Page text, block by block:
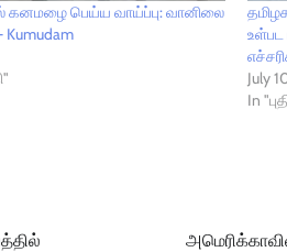
கனமழை பெய்ய வாய்ப்பு: வானிலை
July
In